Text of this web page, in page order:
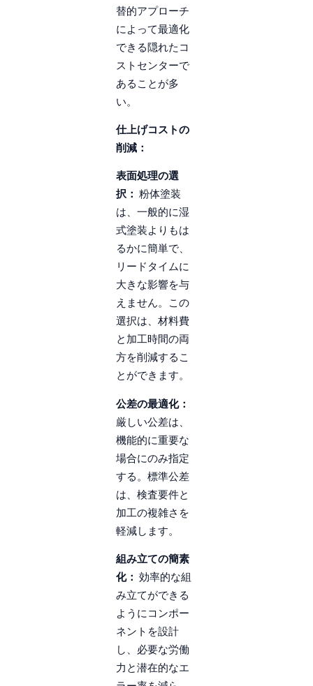
替的アプローチ
によって最適化
できる隠れたコ
ストセンターで
あることが多
い。
仕上げコストの
削減：
表面処理の選
択： 粉体塗装
は、一般的に湿
式塗装よりもは
るかに簡単で、
リードタイムに
大きな影響を与
えません。この
選択は、材料費
と加工時間の両
方を削減するこ
とができます。
公差の最適化：
厳しい公差は、
機能的に重要な
場合にのみ指定
する。標準公差
は、検査要件と
加工の複雑さを
軽減します。
組み立ての簡素
化： 効率的な組
み立てができる
ようにコンポー
ネントを設計
し、必要な労働
力と潜在的なエ